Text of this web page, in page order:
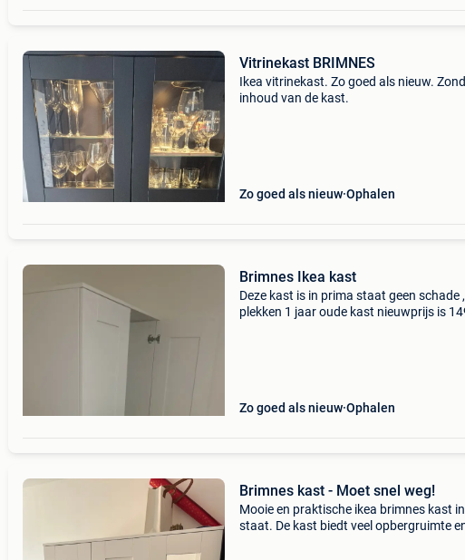
Vitrinekast BRIMNES
Ikea vitrinekast. Zo goed als nieuw.
inhoud van de kast.
Zo goed als nieuw Ophalen
Brimnes Ikea kast
Deze kast is in prima staat geen schade
plekken 1 jaar oude kast nieuwprijs is
Zo goed als nieuw Ophalen
Brimnes kast - Moet snel weg!
Mooie en praktische ikea brimnes kast
staat. De kast biedt veel opbergruimte